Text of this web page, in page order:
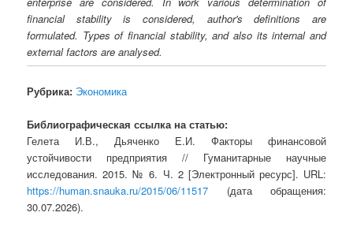
financial stability is considered, author's definitions are
formulated. Types of financial stability, and also its internal and
external factors are analysed.
Рубрика: Экономика
Библиографическая ссылка на статью:
Гелета И.В., Дьяченко Е.И. Факторы финансовой
устойчивости предприятия // Гуманитарные научные
исследования. 2015. № 6. Ч. 2 [Электронный ресурс]. URL:
https://human.snauka.ru/2015/06/11517 (дата обращения:
30.07.2026).